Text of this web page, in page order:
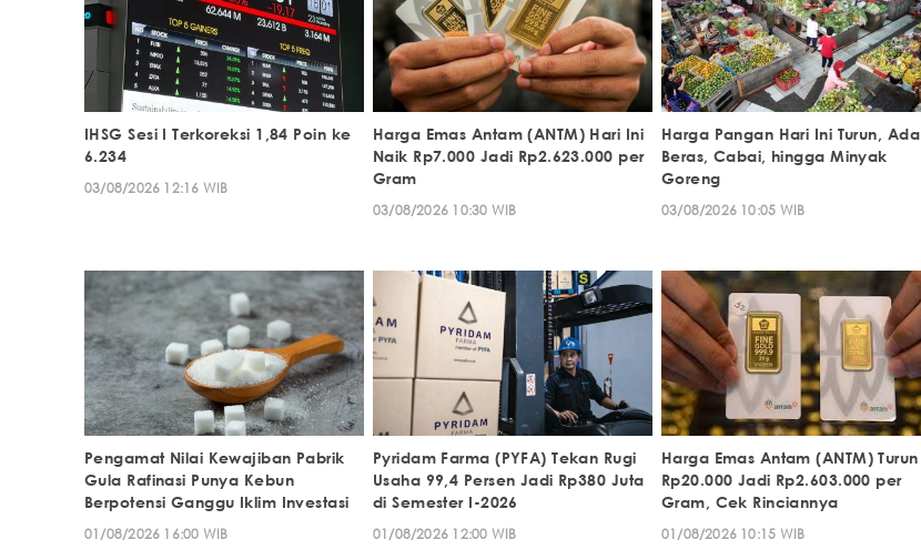
IHSG Sesi I Terkoreksi 1,84 Poin ke
6.234
03/08/2026 12:16 WIB
Harga Emas Antam (ANTM) Hari Ini
Naik Rp7.000 Jadi Rp2.623.000 per
Gram
03/08/2026 10:30 WIB
Harga Pangan Hari Ini Turun, Ada
Beras, Cabai, hingga Minyak
Goreng
03/08/2026 10:05 WIB
Pengamat Nilai Kewajiban Pabrik
Gula Rafinasi Punya Kebun
Berpotensi Ganggu Iklim Investasi
01/08/2026 16:00 WIB
Pyridam Farma (PYFA) Tekan Rugi
Usaha 99,4 Persen Jadi Rp380 Juta
di Semester I-2026
01/08/2026 12:00 WIB
Harga Emas Antam (ANTM) Turun
Rp20.000 Jadi Rp2.603.000 per
Gram, Cek Rinciannya
01/08/2026 10:15 WIB